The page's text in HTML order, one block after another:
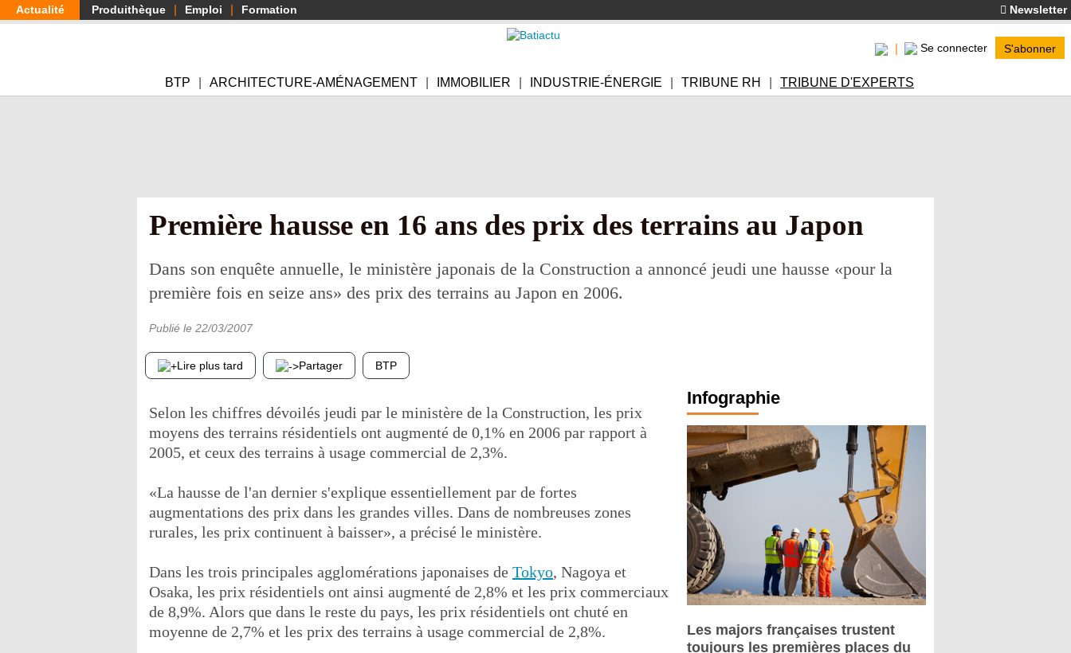
Aller
au
Actualité Produithèque Emploi Formation Newsletter
Se connecter S'abonner
BTP ARCHITECTURE-AMÉNAGEMENT IMMOBILIER INDUSTRIE-ÉNERGIE TRIBUNE RH TRIBUNE D'EXPERTS
Première hausse en 16 ans des prix des terrains au Japon
Dans son enquête annuelle, le ministère japonais de la Construction a annoncé jeudi une hausse «pour la
première fois en seize ans» des prix des terrains au Japon en 2006.
Publié le 22/03/2007
Lire plus tard Partager BTP
Selon les chiffres dévoilés jeudi par le ministère de la Construction, les prix
moyens des terrains résidentiels ont augmenté de 0,1% en 2006 par rapport à
2005, et ceux des terrains à usage commercial de 2,3%.
«La hausse de l'an dernier s'explique essentiellement par de fortes
augmentations des prix dans les grandes villes. Dans de nombreuses zones
rurales, les prix continuent à baisser», a précisé le ministère.
Dans les trois principales agglomérations japonaises de Tokyo, Nagoya et
Osaka, les prix résidentiels ont ainsi augmenté de 2,8% et les prix commerciaux
de 8,9%. Alors que dans le reste du pays, les prix résidentiels ont chuté en
moyenne de 2,7% et les prix des terrains à usage commercial de 2,8%.
Infographie
Les majors françaises trustent
toujours les premières places du